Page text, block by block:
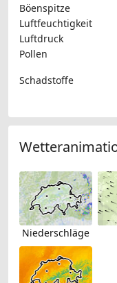
Böenspitze
Luftfeuchtigkeit
Luftdruck
Pollen
Schadstoffe
Niederschläge